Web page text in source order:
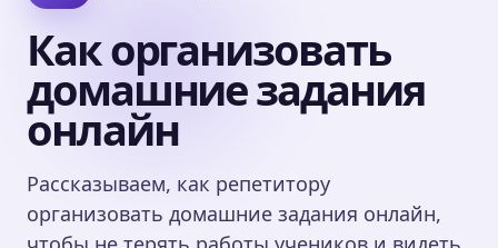
Как организовать
домашние задания
онлайн
Рассказываем, как репетитору
организовать домашние задания онлайн,